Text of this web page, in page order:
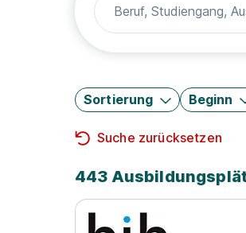
Sortierung Beginn
Suche zurücksetzen
443